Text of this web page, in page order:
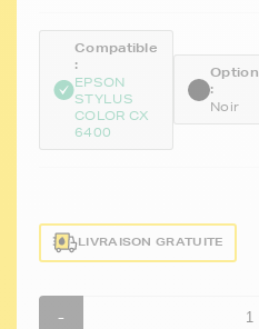
Compatible
:
EPSON
STYLUS
COLOR CX
6400
Option
:
Noir
LIVRAISON GRATUITE
-